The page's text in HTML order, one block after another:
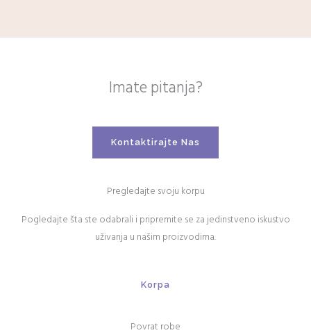
Imate pitanja?
Kontaktirajte Nas
Pregledajte svoju korpu
Pogledajte šta ste odabrali i pripremite se za jedinstveno iskustvo
uživanja u našim proizvodima.
Korpa
Povrat robe